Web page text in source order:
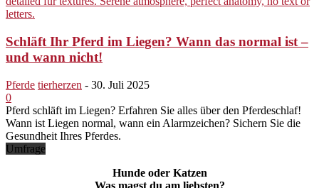
Schläft Ihr Pferd im Liegen? Wann das normal ist –
und wann nicht!
Pferde tierherzen - 30. Juli 2025
0
Pferd schläft im Liegen? Erfahren Sie alles über den Pferdeschlaf!
Wann ist Liegen normal, wann ein Alarmzeichen? Sichern Sie die
Gesundheit Ihres Pferdes.
Umfrage
Hunde oder Katzen
Was magst du am liebsten?